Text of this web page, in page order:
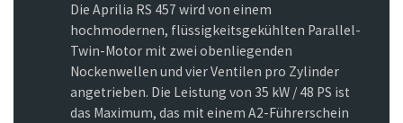
Die Aprilia RS 457 wird von einem
hochmodernen, flüssigkeitsgekühlten Parallel-
Twin-Motor mit zwei obenliegenden
Nockenwellen und vier Ventilen pro Zylinder
angetrieben. Die Leistung von 35 kW / 48 PS ist
das Maximum, das mit einem A2-Führerschein